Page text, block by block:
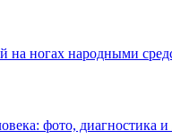
на ногах народными
фото, диагностика и